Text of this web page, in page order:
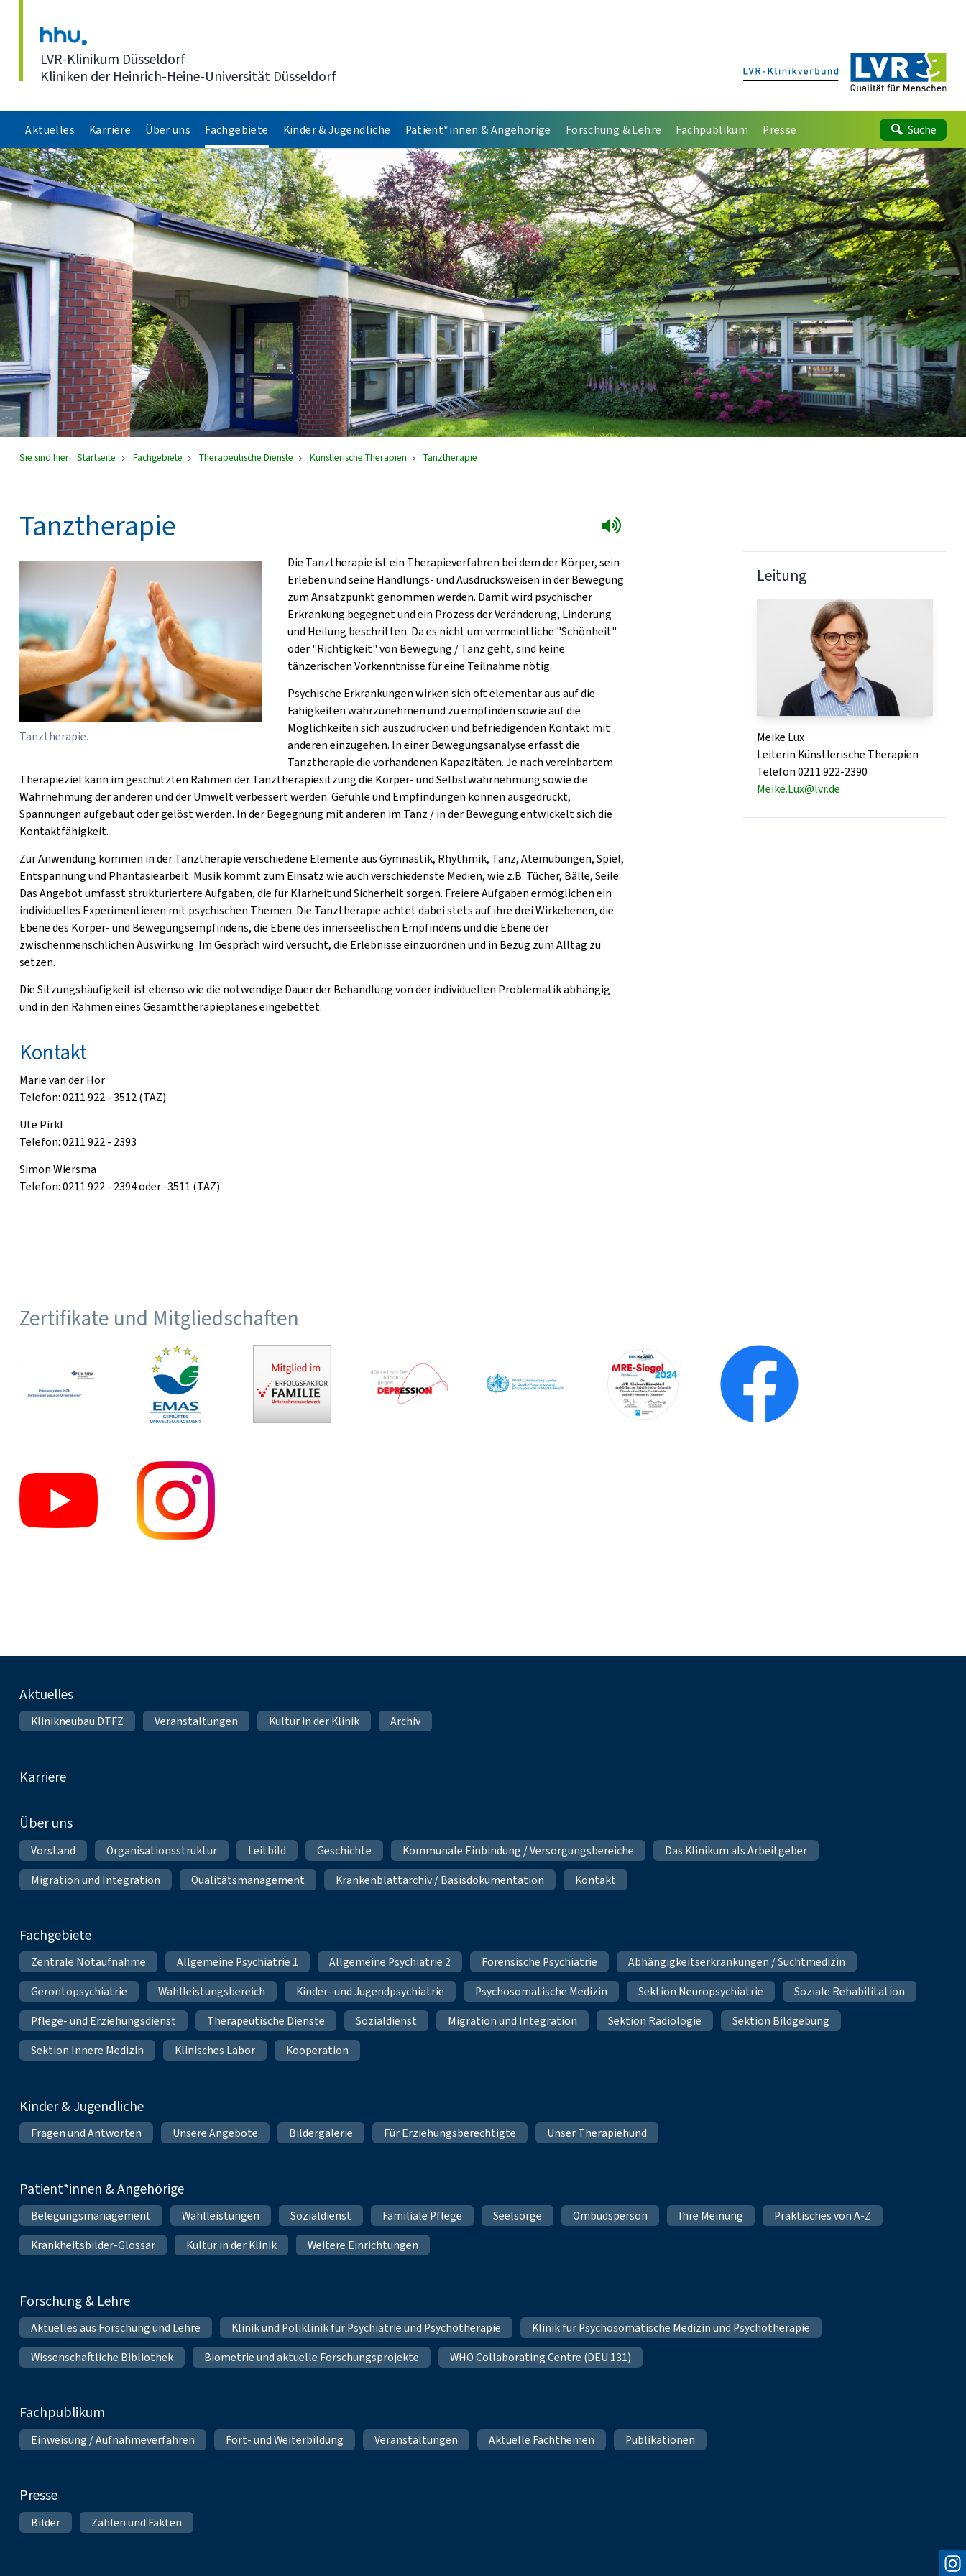
LVR-Klinikum Düsseldorf
Kliniken der Heinrich-Heine-Universität Düsseldorf
Aktuelles Karriere Über uns Fachgebiete Kinder & Jugendliche Patient*innen & Angehörige Forschung & Lehre Fachpublikum Presse Suche
Sie sind hier: Startseite Fachgebiete Therapeutische Dienste Künstlerische Therapien Tanztherapie
Tanztherapie
Tanztherapie.
Die Tanztherapie ist ein Therapieverfahren bei dem der Körper, sein
Erleben und seine Handlungs- und Ausdrucksweisen in der Bewegung
zum Ansatzpunkt genommen werden. Damit wird psychischer
Erkrankung begegnet und ein Prozess der Veränderung, Linderung
und Heilung beschritten. Da es nicht um vermeintliche "Schönheit"
oder "Richtigkeit" von Bewegung / Tanz geht, sind keine
tänzerischen Vorkenntnisse für eine Teilnahme nötig.
Psychische Erkrankungen wirken sich oft elementar aus auf die
Fähigkeiten wahrzunehmen und zu empfinden sowie auf die
Möglichkeiten sich auszudrücken und befriedigenden Kontakt mit
anderen einzugehen. In einer Bewegungsanalyse erfasst die
Tanztherapie die vorhandenen Kapazitäten. Je nach vereinbartem
Therapieziel kann im geschützten Rahmen der Tanztherapiesitzung die Körper- und Selbstwahrnehmung sowie die
Wahrnehmung der anderen und der Umwelt verbessert werden. Gefühle und Empfindungen können ausgedrückt,
Spannungen aufgebaut oder gelöst werden. In der Begegnung mit anderen im Tanz / in der Bewegung entwickelt sich die
Kontaktfähigkeit.
Zur Anwendung kommen in der Tanztherapie verschiedene Elemente aus Gymnastik, Rhythmik, Tanz, Atemübungen, Spiel,
Entspannung und Phantasiearbeit. Musik kommt zum Einsatz wie auch verschiedenste Medien, wie z.B. Tücher, Bälle, Seile.
Das Angebot umfasst strukturiertere Aufgaben, die für Klarheit und Sicherheit sorgen. Freiere Aufgaben ermöglichen ein
individuelles Experimentieren mit psychischen Themen. Die Tanztherapie achtet dabei stets auf ihre drei Wirkebenen, die
Ebene des Körper- und Bewegungsempfindens, die Ebene des innerseelischen Empfindens und die Ebene der
zwischenmenschlichen Auswirkung. Im Gespräch wird versucht, die Erlebnisse einzuordnen und in Bezug zum Alltag zu
setzen.
Die Sitzungshäufigkeit ist ebenso wie die notwendige Dauer der Behandlung von der individuellen Problematik abhängig
und in den Rahmen eines Gesamttherapieplanes eingebettet.
Kontakt
Marie van der Hor
Telefon: 0211 922 - 3512 (TAZ)
Ute Pirkl
Telefon: 0211 922 - 2393
Simon Wiersma
Telefon: 0211 922 - 2394 oder -3511 (TAZ)
Leitung
Meike Lux
Leiterin Künstlerische Therapien
Telefon 0211 922-2390
Meike.Lux@lvr.de
Zertifikate und Mitgliedschaften
Fußnavigation
Aktuelles
Klinikneubau DTFZ Veranstaltungen Kultur in der Klinik Archiv
Karriere
Über uns
Vorstand Organisationsstruktur Leitbild Geschichte Kommunale Einbindung / Versorgungsbereiche
Das Klinikum als Arbeitgeber
Migration und Integration
Qualitätsmanagement Krankenblattarchiv / Basisdokumentation Kontakt
Fachgebiete
Zentrale Notaufnahme Allgemeine Psychiatrie 1 Allgemeine Psychiatrie 2 Forensische Psychiatrie
Abhängigkeitserkrankungen / Suchtmedizin
Gerontopsychiatrie
Wahlleistungsbereich Kinder- und Jugendpsychiatrie Psychosomatische Medizin Sektion Neuropsychiatrie
Soziale Rehabilitation
Pflege- und Erziehungsdienst
Therapeutische Dienste Sozialdienst Migration und Integration Sektion Radiologie
Sektion Bildgebung
Sektion Innere Medizin
Klinisches Labor Kooperation
Kinder & Jugendliche
Fragen und Antworten Unsere Angebote Bildergalerie Für Erziehungsberechtigte Unser Therapiehund
Patient*innen & Angehörige
Belegungsmanagement Wahlleistungen Sozialdienst Familiale Pflege Seelsorge Ombudsperson Ihre Meinung
Praktisches von A-Z
Krankheitsbilder-Glossar
Kultur in der Klinik Weitere Einrichtungen
Forschung & Lehre
Aktuelles aus Forschung und Lehre Klinik und Poliklinik für Psychiatrie und Psychotherapie
Klinik für Psychosomatische Medizin und Psychotherapie
Wissenschaftliche Bibliothek
Biometrie und aktuelle Forschungsprojekte WHO Collaborating Centre (DEU 131)
Fachpublikum
Einweisung / Aufnahmeverfahren Fort- und Weiterbildung Veranstaltungen Aktuelle Fachthemen Publikationen
Presse
Bilder Zahlen und Fakten